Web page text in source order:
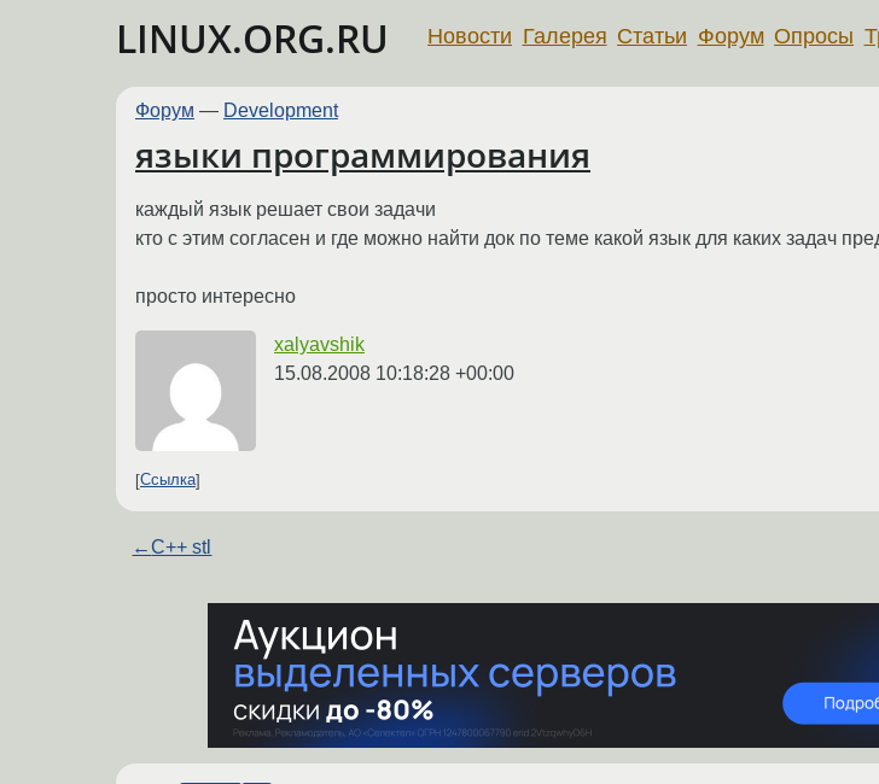
LINUX.ORG.RU Новости Галерея Статьи Форум Опросы
Форум — Development
языки программирования
каждый язык решает свои задачи
кто с этим согласен и где можно найти док по теме какой язык для каких задач
просто интересно
xalyavshik
15.08.2008 10:18:28 +00:00
Ссылка
←C++ stl